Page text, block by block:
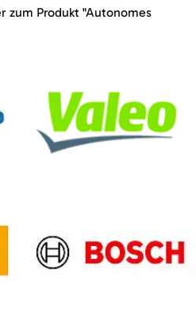
zum Produkt "Autonomes